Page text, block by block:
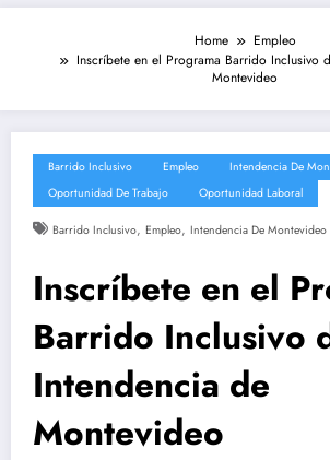
Home
Empleo
Inscríbete en el Programa Barrido Inclusivo
Montevideo
Barrido Inclusivo Empleo
Intendencia De
Oportunidad De Trabajo
Oportunidad Laboral
Barrido Inclusivo, Empleo, Intendencia De Montevideo
Inscríbete en el
Barrido Inclusivo
Intendencia de
Montevideo